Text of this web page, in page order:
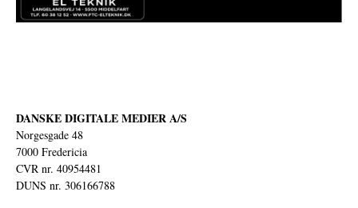
DANSKE DIGITALE MEDIER A/S
Norgesgade 48
7000 Fredericia
CVR nr. 40954481
DUNS nr. 306166788